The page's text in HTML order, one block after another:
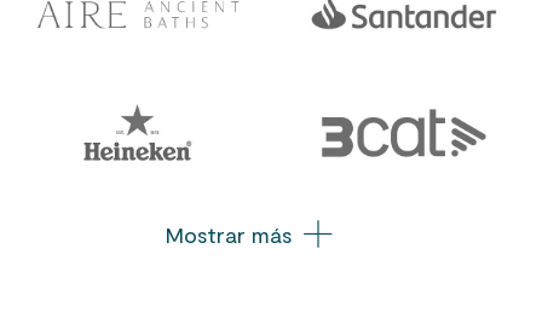
Mostrar más